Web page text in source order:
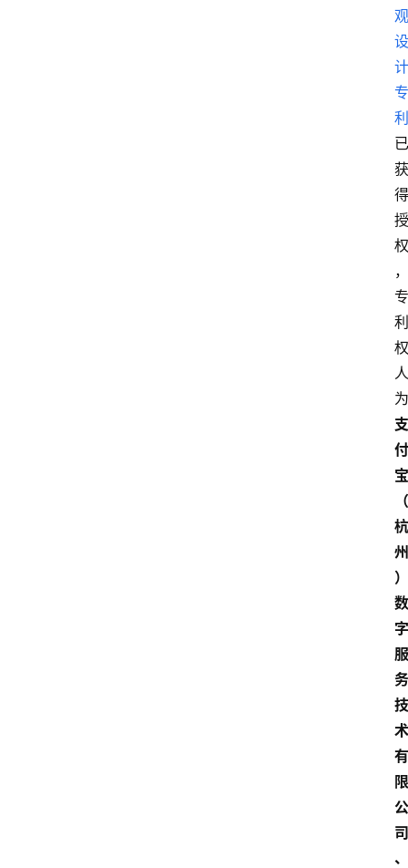
观
设
计
专
利
已
获
得
授
权
，
专
利
权
人
为
支
付
宝
（
杭
州
）
数
字
服
务
技
术
有
限
公
司
、